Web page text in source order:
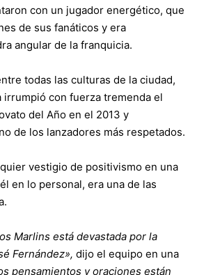
con un jugador energético, que
de sus fanáticos y era
angular de la franquicia.
todas las culturas de la ciudad,
irrumpió con fuerza tremenda el
del Año en el 2013 y
de los lanzadores más respetados.
vestigio de positivismo en una
en lo personal, era una de las
Marlins está devastada por la
Fernández», dijo el equipo en una
pensamientos y oraciones están